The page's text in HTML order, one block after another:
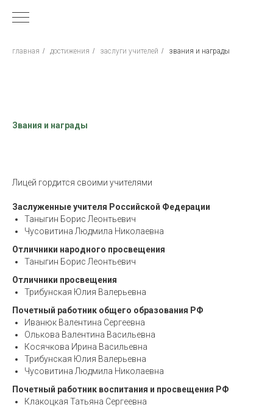
главная / достижения / заслуги учителей / звания и награды
Звания и награды
Лицей гордится своими учителями
Заслуженные учителя Российской Федерации
Таныгин Борис Леонтьевич
Чусовитина Людмила Николаевна
Отличники народного просвещения
Таныгин Борис Леонтьевич
Отличники просвещения
Трибунская Юлия Валерьевна
Почетный работник общего образования РФ
Иванюк Валентина Сергеевна
Олькова Валентина Васильевна
Косячкова Ирина Васильевна
Трибунская Юлия Валерьевна
Чусовитина Людмила Николаевна
Почетный работник воспитания и просвещения РФ
Клакоцкая Татьяна Сергеевна